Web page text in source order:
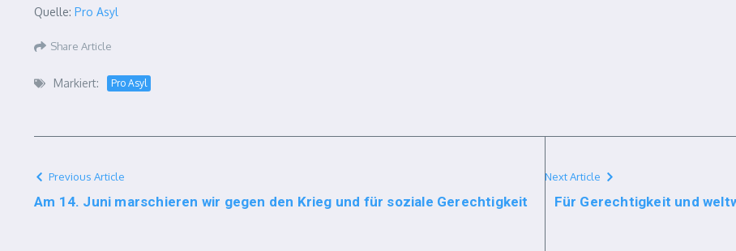
Quelle: Pro Asyl
Share Article
Markiert: Pro Asyl
Previous Article
Am 14. Juni marschieren wir gegen den Krieg und für soziale Gerechtigkeit
Next Article
Für Gerechtigkeit und